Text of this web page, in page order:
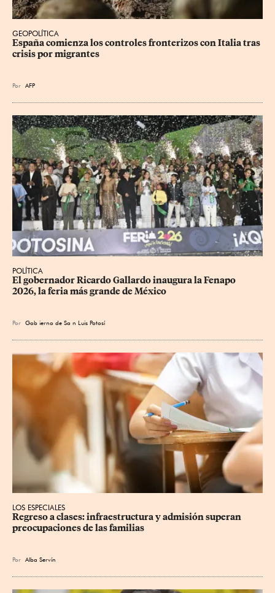
GEOPOLÍTICA
España comienza los controles fronterizos con Italia tras
crisis por migrantes
Por AFP
POLÍTICA
​El gobernador Ricardo Gallardo inaugura la Fenapo
2026, la feria más grande de México
Por Gob ierno de Sa n Luis Potosí
LOS ESPECIALES
Regreso a clases: infraestructura y admisión superan
preocupaciones de las familias
Por Alba Servín